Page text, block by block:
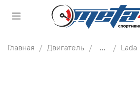
Главная Двигатель ... Lada